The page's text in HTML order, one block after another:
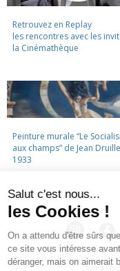
Retrouvez en Replay
les rencontres avec les
la Cinémathèque
Peinture murale “Le
aux champs” de Jean
1933
LA CINÉMATHÈQUE